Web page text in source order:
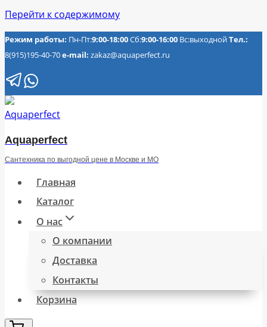
Перейти к содержимому
Режим работы: Пн-Пт:9:00-18:00Сб:9:00-16:00 Вс:выходнойТел.:
8(915)195-40-70e-mail: zakaz@aquaperfect.ru
Aquaperfect
Сантехника по выгодной цене в Москве и МО
Главная
Каталог
О нас
О компании
Доставка
Контакты
Корзина